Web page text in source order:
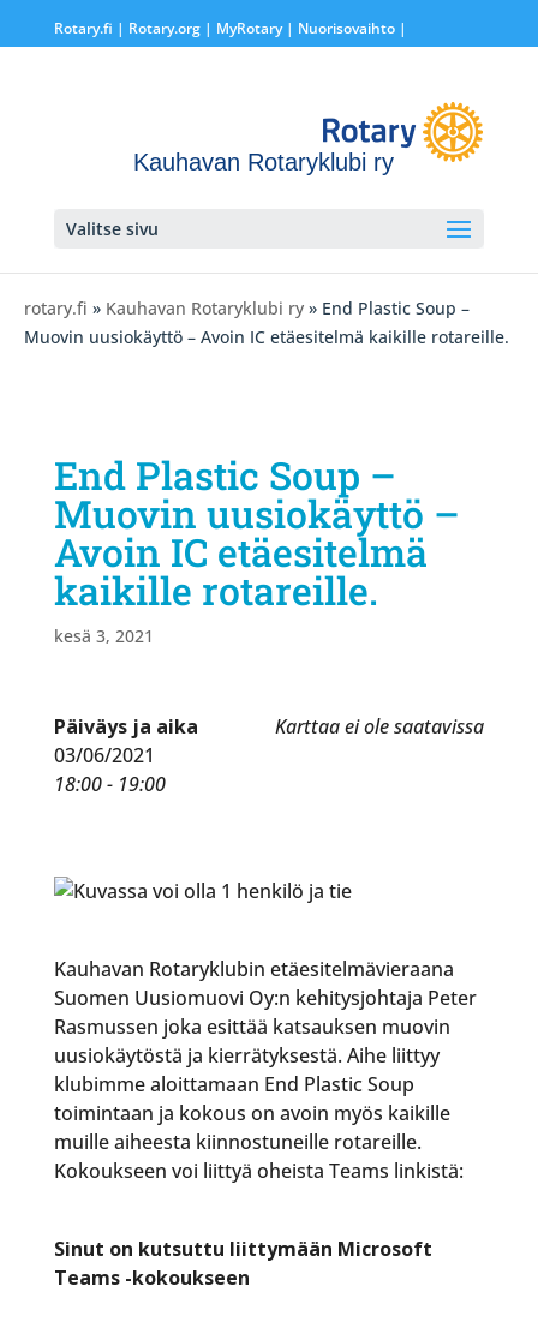
Rotary.fi | Rotary.org| MyRotary | Nuorisovaihto|
Kauhavan Rotaryklubi ry
Valitse sivu
rotary.fi » Kauhavan Rotaryklubi ry » End Plastic Soup –
Muovin uusiokäyttö – Avoin IC etäesitelmä kaikille rotareille.
End Plastic Soup –
Muovin uusiokäyttö –
Avoin IC etäesitelmä
kaikille rotareille.
kesä 3, 2021
Karttaa ei ole saatavissa
Päiväys ja aika
03/06/2021
18:00 - 19:00
Kauhavan Rotaryklubin etäesitelmävieraana
Suomen Uusiomuovi Oy:n kehitysjohtaja Peter
Rasmussen joka esittää katsauksen muovin
uusiokäytöstä ja kierrätyksestä. Aihe liittyy
klubimme aloittamaan End Plastic Soup
toimintaan ja kokous on avoin myös kaikille
muille aiheesta kiinnostuneille rotareille.
Kokoukseen voi liittyä oheista Teams linkistä:
Sinut on kutsuttu liittymään Microsoft
Teams -kokoukseen